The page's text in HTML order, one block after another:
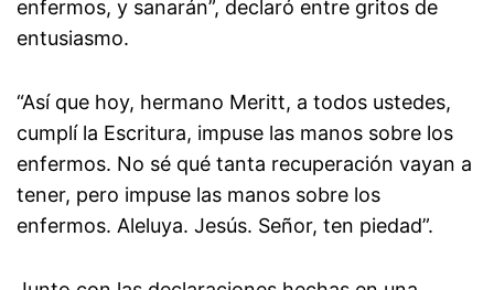
enfermos, y sanarán”, declaró entre gritos de
entusiasmo.
“Así que hoy, hermano Meritt, a todos ustedes,
cumplí la Escritura, impuse las manos sobre los
enfermos. No sé qué tanta recuperación vayan a
tener, pero impuse las manos sobre los
enfermos. Aleluya. Jesús. Señor, ten piedad”.